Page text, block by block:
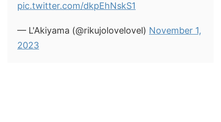
pic.twitter.com/dkpEhNskS1
— L'Akiyama (@rikujolovelovel) November 1,
2023